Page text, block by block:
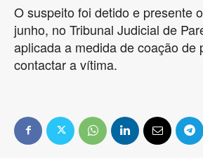
O suspeito foi detido e presente
junho, no Tribunal Judicial de
aplicada a medida de coação de
contactar a vítima.